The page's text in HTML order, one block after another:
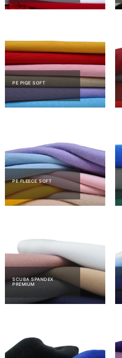
PE PIQE SOFT
PE FLEECE SOFT
SCUBA SPANDEX
PREMIUM